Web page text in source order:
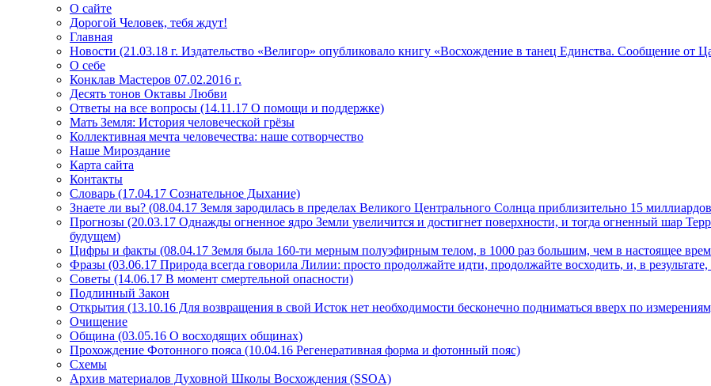
О сайте
Дорогой Человек, тебя ждут!
Главная
Новости (21.03.18 г. Издательство «Велигор» опубликовало книгу «Восхождение в танец Единства. Сообщение от
О себе
Конклав Мастеров 07.02.2016 г.
Десять тонов Октавы Любви
Ответы на все вопросы (14.11.17 О помощи и поддержке)
Мать Земля: История человеческой грёзы
Коллективная мечта человечества: наше сотворчество
Наше Мироздание
Карта сайта
Контакты
Словарь (17.04.17 Сознательное Дыхание)
Знаете ли вы? (08.04.17 Земля зародилась в пределах Великого Центрального Солнца приблизительно 15
Прогнозы (20.03.17 Однажды огненное ядро Земли увеличится и достигнет поверхности, и тогда огненный шар
будущем)
Цифры и факты (08.04.17 Земля была 160-ти мерным полуэфирным телом, в 1000 раз большим, чем в настоящее
Фразы (03.06.17 Природа всегда говорила Лилии: просто продолжайте идти, продолжайте восходить, и, в результате,
Советы (14.06.17 В момент смертельной опасности)
Подлинный Закон
Открытия (13.10.16 Для возвращения в свой Исток нет необходимости бесконечно подниматься вверх по
Очищение
Община (03.05.16 О восходящих общинах)
Прохождение Фотонного пояса (10.04.16 Регенеративная форма и фотонный пояс)
Схемы
Архив материалов Духовной Школы Восхождения (SSOA)